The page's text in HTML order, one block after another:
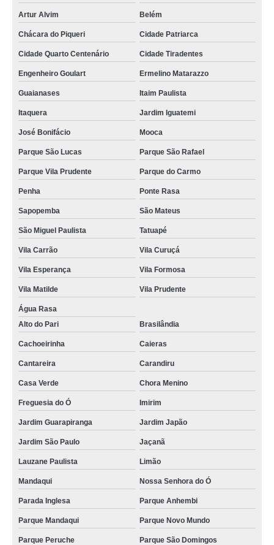
Artur Alvim Belém
Chácara do Piqueri Cidade Patriarca
Cidade Quarto Centenário Cidade Tiradentes
Engenheiro Goulart Ermelino Matarazzo
Guaianases Itaim Paulista
Itaquera Jardim Iguatemi
José Bonifácio Mooca
Parque São Lucas Parque São Rafael
Parque Vila Prudente Parque do Carmo
Penha Ponte Rasa
Sapopemba São Mateus
São Miguel Paulista Tatuapé
Vila Carrão Vila Curuçá
Vila Esperança Vila Formosa
Vila Matilde Vila Prudente
Água Rasa
Alto do Pari
Brasilândia
Cachoeirinha Caieras
Cantareira Carandiru
Casa Verde Chora Menino
Freguesia do Ó Imirim
Jardim Guarapiranga Jardim Japão
Jardim São Paulo Jaçanã
Lauzane Paulista Limão
Mandaqui Nossa Senhora do Ó
Parada Inglesa Parque Anhembi
Parque Mandaqui Parque Novo Mundo
Parque Peruche Parque São Domingos